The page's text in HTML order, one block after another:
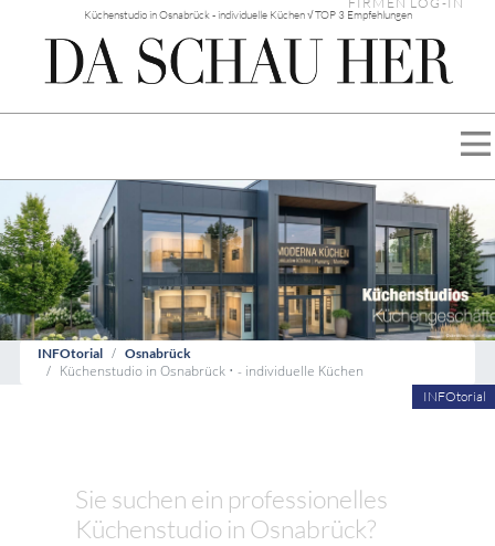
Küchenstudio in Osnabrück - individuelle Küchen √ TOP 3 Empfehlungen
INFOtorial Osnabrück
Küchenstudio in Osnabrück • - individuelle Küchen
INFOtorial
Sie suchen ein professionelles
Küchenstudio in Osnabrück?